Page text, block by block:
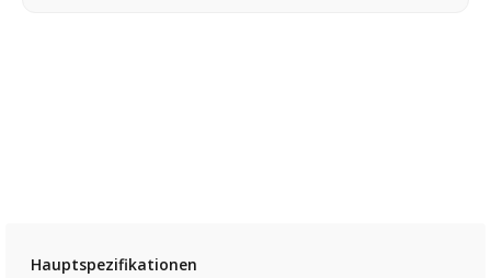
Hauptspezifikationen